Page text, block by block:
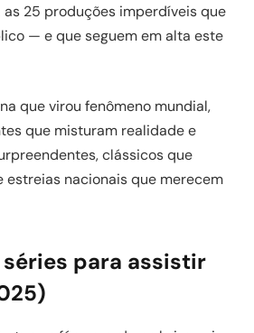
25 produções imperdíveis que
— e que seguem em alta este
que virou fenômeno mundial,
que misturam realidade e
clássicos que
estreias nacionais que merecem
para assistir